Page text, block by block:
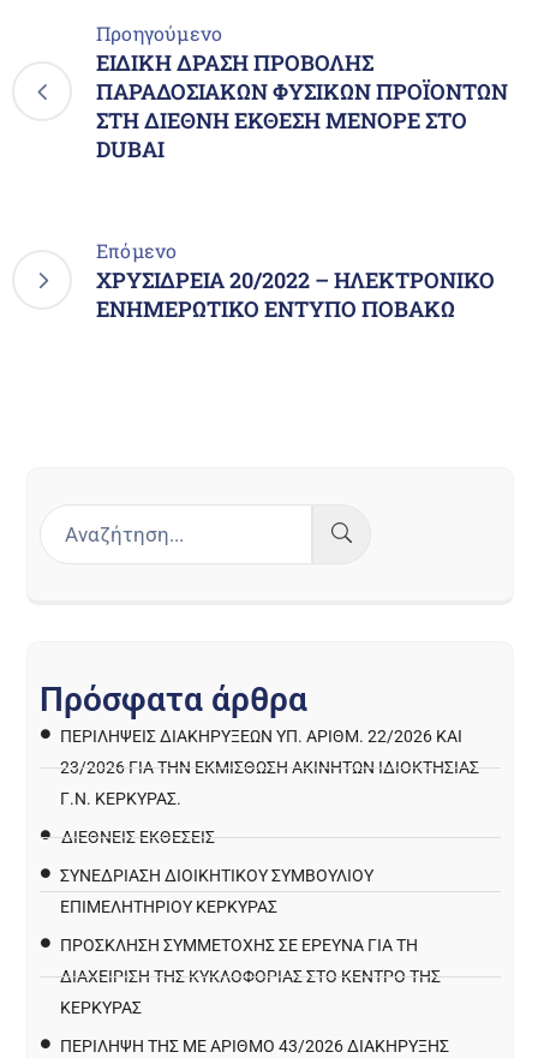
Προηγούμενο
ΕΙΔΙΚΗ ΔΡΑΣΗ ΠΡΟΒΟΛΗΣ
ΠΑΡΑΔΟΣΙΑΚΩΝ ΦΥΣΙΚΩΝ ΠΡΟΪΟΝΤΩΝ
ΣΤΗ ΔΙΕΘΝΗ ΕΚΘΕΣΗ MENOPE ΣΤΟ
DUBAI
Επόμενο
ΧΡΥΣΙΔΡΕΙΑ 20/2022 – ΗΛΕΚΤΡΟΝΙΚΟ
ΕΝΗΜΕΡΩΤΙΚΟ ΕΝΤΥΠΟ ΠΟΒΑΚΩ
Πρόσφατα άρθρα
ΠΕΡΙΛΉΨΕΙΣ ΔΙΑΚΗΡΎΞΕΩΝ ΥΠ. ΑΡΙΘΜ. 22/2026 ΚΑΙ
23/2026 ΓΙΑ ΤΗΝ ΕΚΜΊΣΘΩΣΗ ΑΚΙΝΉΤΩΝ ΙΔΙΟΚΤΗΣΊΑΣ
Γ.Ν. ΚΈΡΚΥΡΑΣ.
ΔΙΕΘΝΕΙΣ ΕΚΘΕΣΕΙΣ
ΣΥΝΕΔΡΙΑΣΗ ΔΙΟΙΚΗΤΙΚΟΥ ΣΥΜΒΟΥΛΙΟΥ
ΕΠΙΜΕΛΗΤΗΡΙΟΥ ΚΕΡΚΥΡΑΣ
ΠΡΌΣΚΛΗΣΗ ΣΥΜΜΕΤΟΧΉΣ ΣΕ ΈΡΕΥΝΑ ΓΙΑ ΤΗ
ΔΙΑΧΕΊΡΙΣΗ ΤΗΣ ΚΥΚΛΟΦΟΡΊΑΣ ΣΤΟ ΚΈΝΤΡΟ ΤΗΣ
ΚΈΡΚΥΡΑΣ
ΠΕΡΙΛΗΨΗ ΤΗΣ ΜΕ ΑΡΙΘΜΟ 43/2026 ΔΙΑΚΗΡΥΞΗΣ